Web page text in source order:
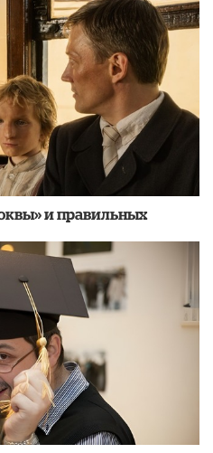
и правильных